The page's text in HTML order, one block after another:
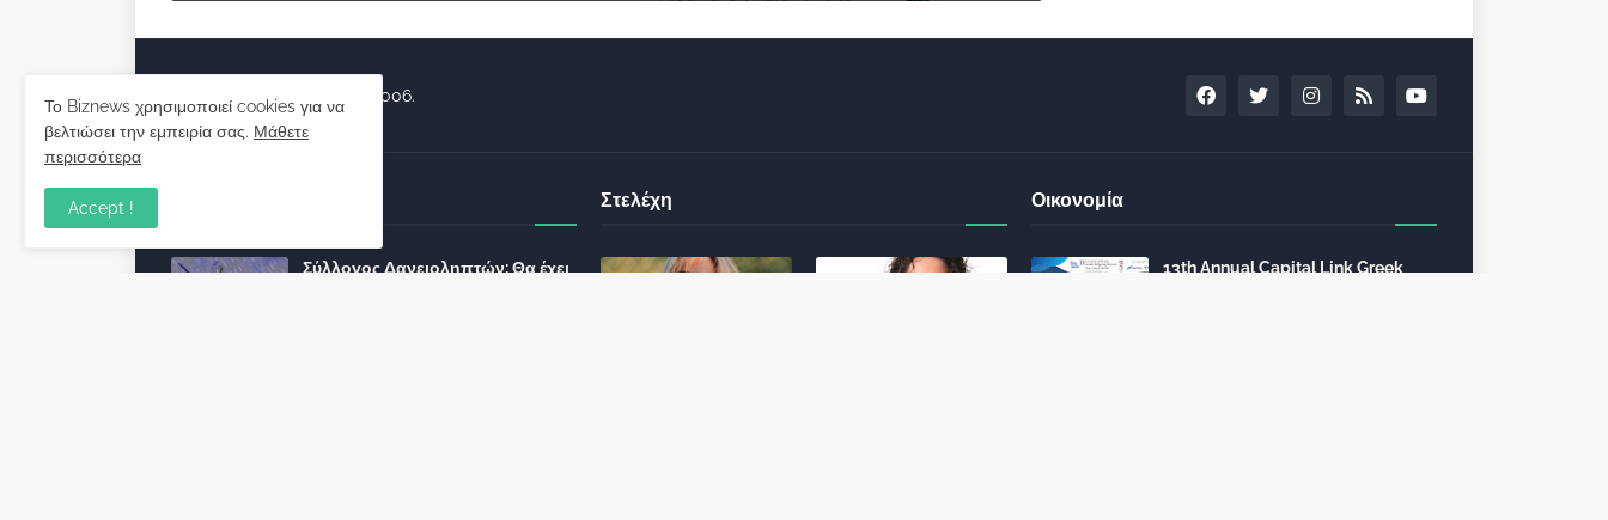
Biznews από το 2006.
Σύλλογος Δανειοληπτών: Θα έχει
Στελέχη Οικονομία
13th Annual Capital Link Greek
Το Biznews χρησιμοποιεί cookies για να
βελτιώσει την εμπειρία σας. Μάθετε
περισσότερα
Accept !